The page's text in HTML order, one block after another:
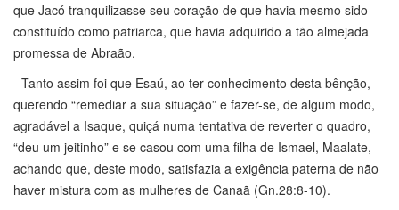
que Jacó tranquilizasse seu coração de que havia mesmo sido
constituído como patriarca, que havia adquirido a tão almejada
promessa de Abraão.
- Tanto assim foi que Esaú, ao ter conhecimento desta bênção,
querendo “remediar a sua situação” e fazer-se, de algum modo,
agradável a Isaque, quiçá numa tentativa de reverter o quadro,
“deu um jeitinho” e se casou com uma filha de Ismael, Maalate,
achando que, deste modo, satisfazia a exigência paterna de não
haver mistura com as mulheres de Canaã (Gn.28:8-10).